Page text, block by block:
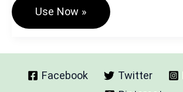
Career
Tool
आपके
करियर
खोज
Use Now »
Facebook Twitter